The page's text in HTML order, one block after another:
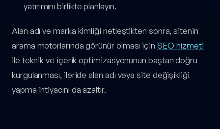
yatırımını birlikte planlayın.
Alan adı ve marka kimliği netleştikten sonra, sitenin
arama motorlarında görünür olması için SEO hizmeti
ile teknik ve içerik optimizasyonunun baştan doğru
kurgulanması, ileride alan adı veya site değişikliği
yapma ihtiyacını da azaltır.